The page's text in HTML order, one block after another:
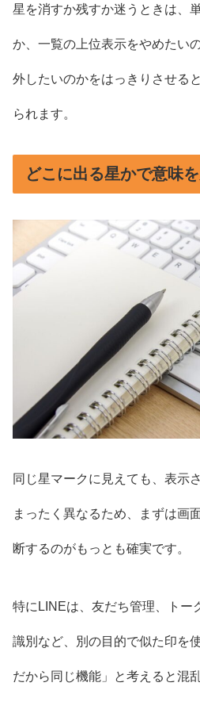
星を消すか残すか迷うときは、
か、一覧の上位表示をやめたい
外したいのかをはっきりさせる
られます。
どこに出る星かで意味
同じ星マークに見えても、表示
まったく異なるため、まずは画
断するのがもっとも確実です。
特にLINEは、友だち管理、トー
識別など、別の目的で似た印を
だから同じ機能」と考えると混